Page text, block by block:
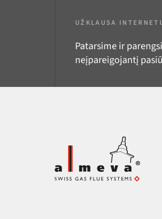
UŽKLAUSA
Patarsime ir
neįpareigojantį